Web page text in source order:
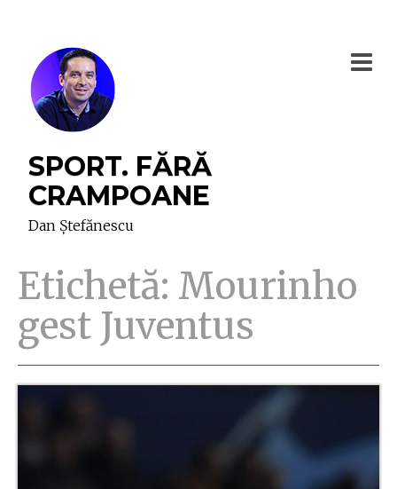
SPORT. FĂRĂ
CRAMPOANE
Dan Ștefănescu
Etichetă: Mourinho
gest Juventus